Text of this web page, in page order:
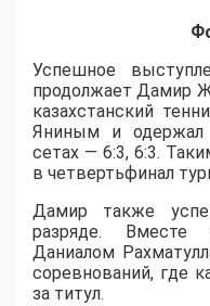
Успешное
продолжает Дамир
казахстанский
Яниным и
сетах — 6:3, 6:3.
в четвертьфинал
Дамир также
разряде. Вместе
Даниалом
соревнований, где
за титул.